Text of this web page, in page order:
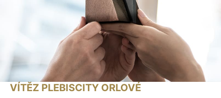
VÍTĚZ PLEBISCITY ORLOVÉ